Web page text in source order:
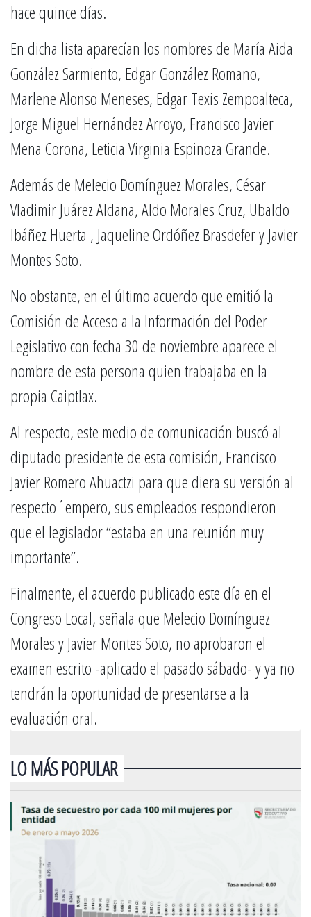
hace quince días.
En dicha lista aparecían los nombres de María Aida
González Sarmiento, Edgar González Romano,
Marlene Alonso Meneses, Edgar Texis Zempoalteca,
Jorge Miguel Hernández Arroyo, Francisco Javier
Mena Corona, Leticia Virginia Espinoza Grande.
Además de Melecio Domínguez Morales, César
Vladimir Juárez Aldana, Aldo Morales Cruz, Ubaldo
Ibáñez Huerta , Jaqueline Ordóñez Brasdefer y Javier
Montes Soto.
No obstante, en el último acuerdo que emitió la
Comisión de Acceso a la Información del Poder
Legislativo con fecha 30 de noviembre aparece el
nombre de esta persona quien trabajaba en la
propia Caiptlax.
Al respecto, este medio de comunicación buscó al
diputado presidente de esta comisión, Francisco
Javier Romero Ahuactzi para que diera su versión al
respecto´empero, sus empleados respondieron
que el legislador “estaba en una reunión muy
importante”.
Finalmente, el acuerdo publicado este día en el
Congreso Local, señala que Melecio Domínguez
Morales y Javier Montes Soto, no aprobaron el
examen escrito -aplicado el pasado sábado- y ya no
tendrán la oportunidad de presentarse a la
evaluación oral.
LO MÁS POPULAR